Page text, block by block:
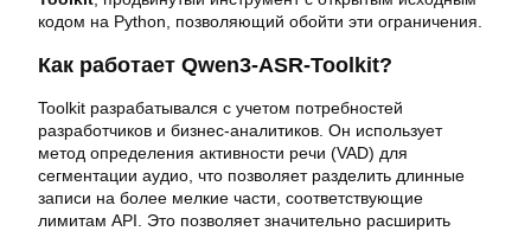
кодом на Python, позволяющий обойти эти ограничения.
Как работает Qwen3-ASR-Toolkit?
Toolkit разрабатывался с учетом потребностей
разработчиков и бизнес-аналитиков. Он использует
метод определения активности речи (VAD) для
сегментации аудио, что позволяет разделить длинные
записи на более мелкие части, соответствующие
лимитам API. Это позволяет значительно расширить